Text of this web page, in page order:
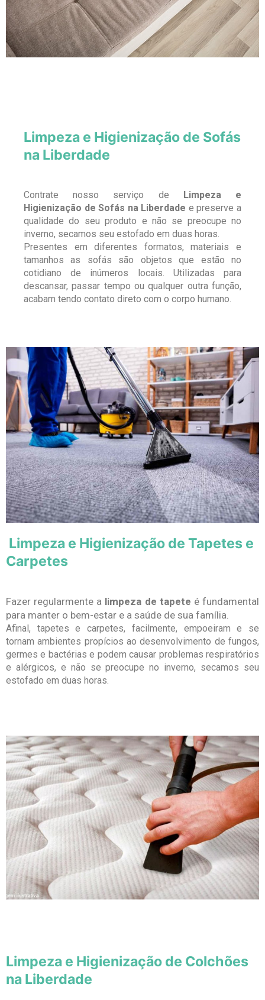
Limpeza e Higienização de Sofás
na Liberdade
Contrate nosso serviço de Limpeza e
Higienização de Sofás na Liberdade e preserve a
qualidade do seu produto e não se preocupe no
inverno, secamos seu estofado em duas horas.
Presentes em diferentes formatos, materiais e
tamanhos as sofás são objetos que estão no
cotidiano de inúmeros locais. Utilizadas para
descansar, passar tempo ou qualquer outra função,
acabam tendo contato direto com o corpo humano.
Limpeza e Higienização de Tapetes e
Carpetes
Fazer regularmente a limpeza de tapete é fundamental
para manter o bem-estar e a saúde de sua família.
Afinal, tapetes e carpetes, facilmente, empoeiram e se
tornam ambientes propícios ao desenvolvimento de fungos,
germes e bactérias e podem causar problemas respiratórios
e alérgicos, e não se preocupe no inverno, secamos seu
estofado em duas horas.
Limpeza e Higienização de Colchões
na Liberdade